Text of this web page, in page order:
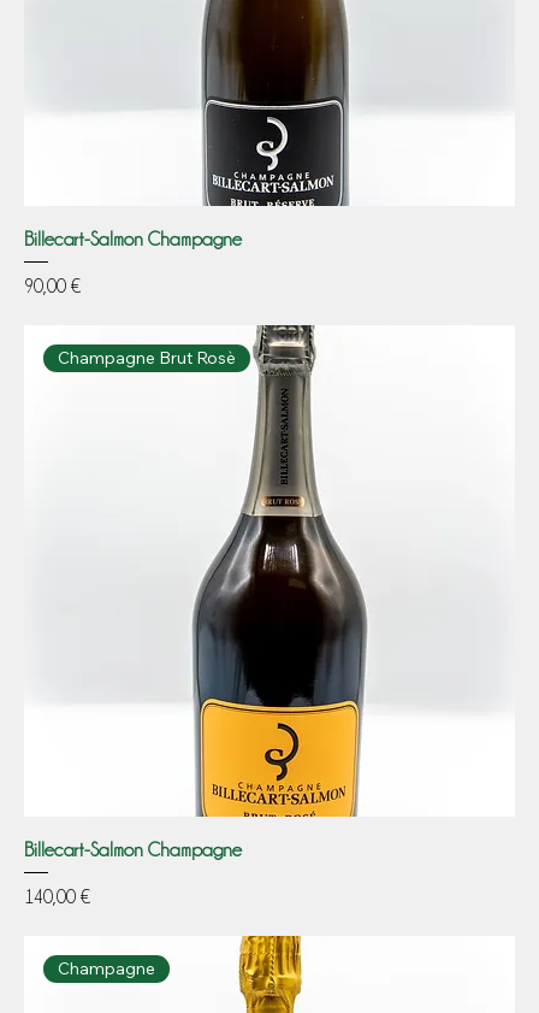
Billecart-Salmon Champagne
Prezzo
90,00 €
Champagne Brut Rosè
Billecart-Salmon Champagne
Prezzo
140,00 €
Champagne